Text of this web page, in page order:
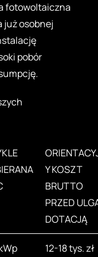
fotowoltaiczna
już osobnej
pobór
Y KOSZT
BRUTTO
PRZED
DOTACJĄ
12-18 tys. zł